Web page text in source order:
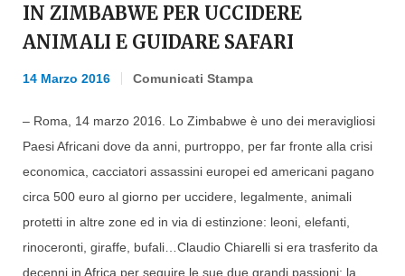
IN ZIMBABWE PER UCCIDERE
ANIMALI E GUIDARE SAFARI
14 Marzo 2016 Comunicati Stampa
– Roma, 14 marzo 2016. Lo Zimbabwe è uno dei meravigliosi
Paesi Africani dove da anni, purtroppo, per far fronte alla crisi
economica, cacciatori assassini europei ed americani pagano
circa 500 euro al giorno per uccidere, legalmente, animali
protetti in altre zone ed in via di estinzione: leoni, elefanti,
rinoceronti, giraffe, bufali…Claudio Chiarelli si era trasferito da
decenni in Africa per seguire le sue due grandi passioni: la